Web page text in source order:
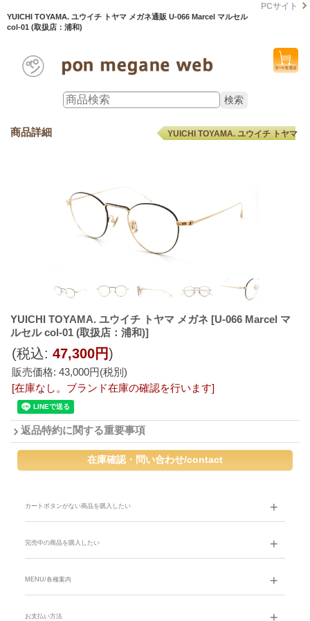
YUICHI TOYAMA. ユウイチ トヤマ メガネ通販 U-066 Marcel マルセル
col-01 (取扱店：浦和)
PCサイト
商品詳細 YUICHI TOYAMA. ユウイチ トヤマ
YUICHI TOYAMA. ユウイチ トヤマ メガネ [U-066 Marcel マ
ルセル col-01 (取扱店：浦和)]
販売価格: 43,000円(税別)
(税込: 47,300円)
[在庫なし。ブランド在庫の確認を行います]
返品特約に関する重要事項
カートボタンがない商品を購入したい
完売中の商品を購入したい
MENU/各種案内
お支払い方法